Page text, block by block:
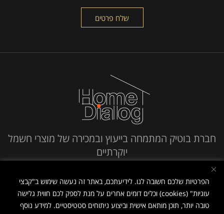
הפרטיות שלכם חשובה לנו. לידיעתכם, באתר זה נעשה שימוש ב"קבצי
עוגיות" (cookies) וכלים דומים אחרים על מנת לספק לכם חווית גלישה
טובה יותר, תוכן מותאם אישית וביצוע ניתוחים סטטיסטיים. למידע נוסף
חברת בוטיק המתמחה בייעוץ ובמכירה של מוצרי חשמל
יוקרתיים
חייג אלינו